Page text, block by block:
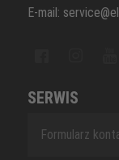
E-mail:
SERWIS
Formularz